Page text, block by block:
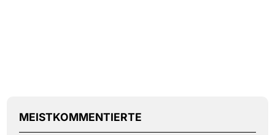
MEISTKOMMENTIERTE